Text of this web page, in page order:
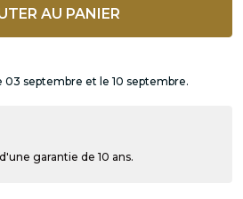
AU PANIER
03 septembre et le 10 septembre.
garantie de 10 ans.